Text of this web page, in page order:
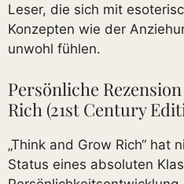
Leser, die sich mit
Konzepten wie der
unwohl fühlen.
Persönliche
Rich (21st Century
„Think and Grow Rich“ hat
Status eines absoluten